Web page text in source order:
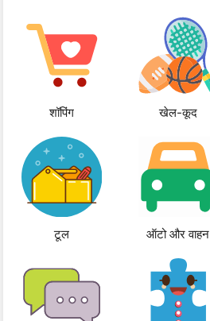
शॉपिंग खेल-कूद
टूल ऑटो और वाहन